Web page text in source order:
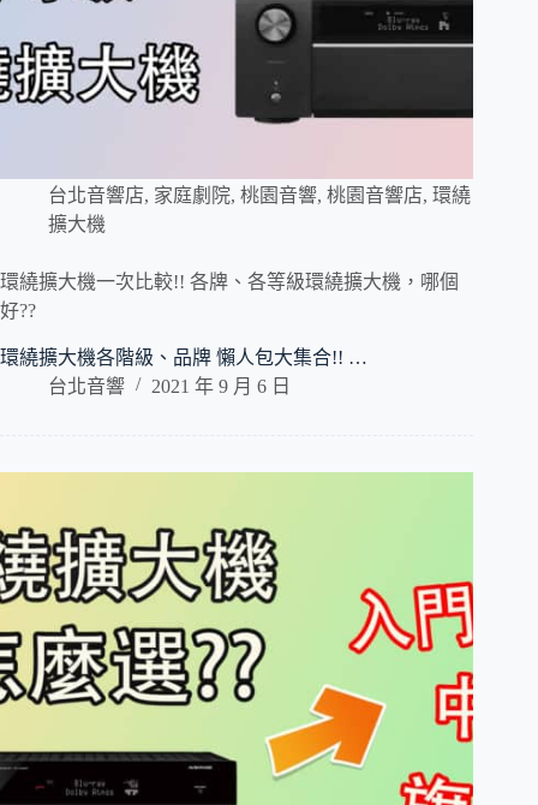
台北音響店, 家庭劇院, 桃園音響, 桃園音響店, 環繞
擴大機
環繞擴大機一次比較!! 各牌、各等級環繞擴大機，哪個
好??
環繞擴大機各階級、品牌 懶人包大集合!! …
台北音響
2021 年 9 月 6 日